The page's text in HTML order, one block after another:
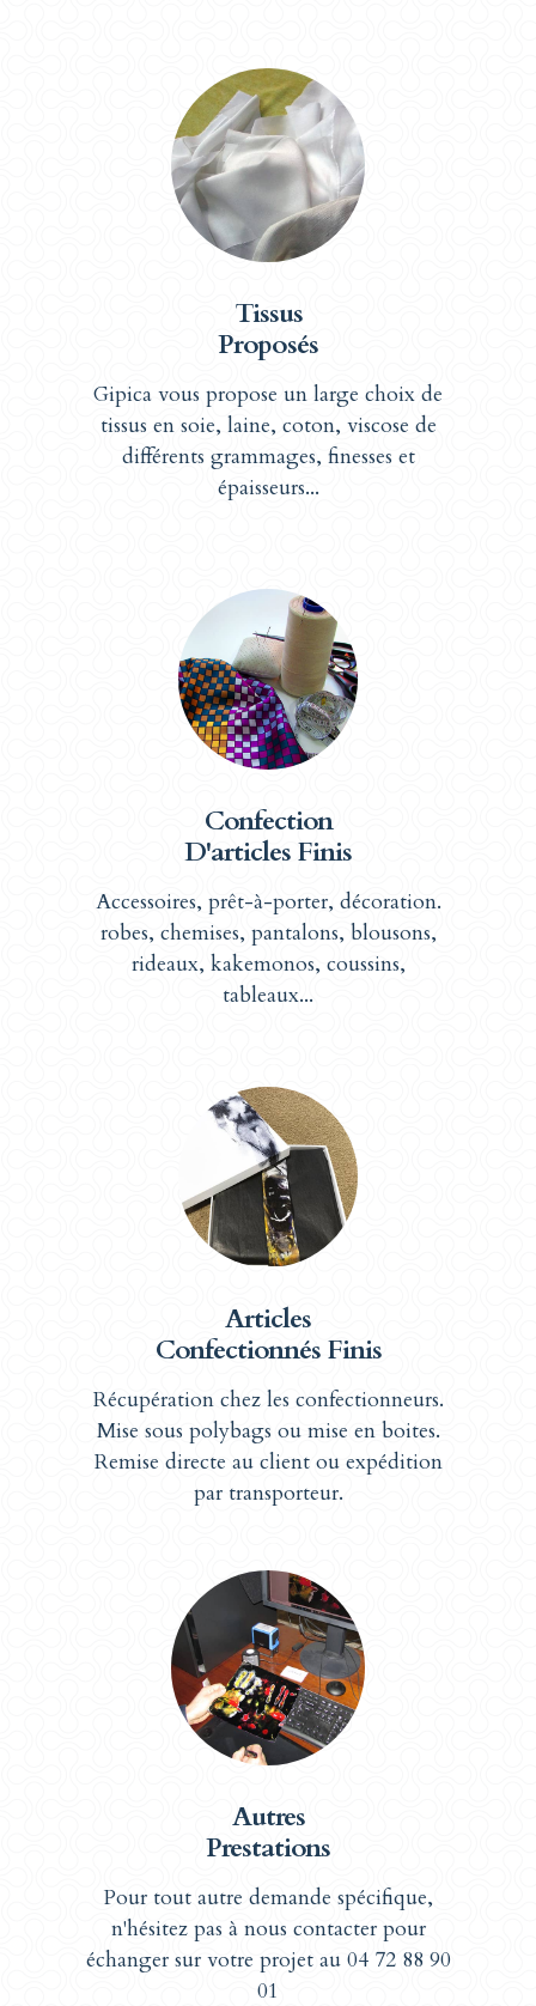
Tissus
Proposés
Gipica vous propose un large choix de
tissus en soie, laine, coton, viscose de
différents grammages, finesses et
épaisseurs...
Confection
D'articles Finis
Accessoires, prêt-à-porter, décoration.
robes, chemises, pantalons, blousons,
rideaux, kakemonos, coussins,
tableaux...
Articles
Confectionnés Finis
Récupération chez les confectionneurs.
Mise sous polybags ou mise en boites.
Remise directe au client ou expédition
par transporteur.
Autres
Prestations
Pour tout autre demande spécifique,
n'hésitez pas à nous contacter pour
échanger sur votre projet au 04 72 88 90
01